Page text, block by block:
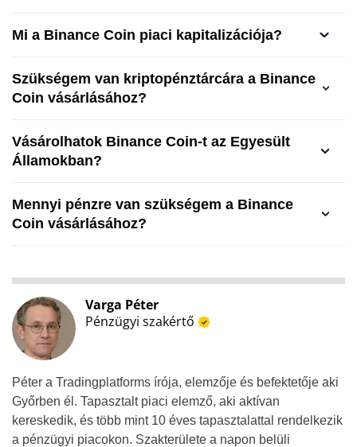
Mi a Binance Coin piaci kapitalizációja?
Szükségem van kriptopénztárcára a Binance
Coin vásárlásához?
Vásárolhatok Binance Coin-t az Egyesült
Államokban?
Mennyi pénzre van szükségem a Binance
Coin vásárlásához?
Varga Péter
Pénzügyi szakértő
Péter a Tradingplatforms írója, elemzője és befektetője aki
Győrben él. Tapasztalt piaci elemző, aki aktívan
kereskedik, és több mint 10 éves tapasztalattal rendelkezik
a pénzügyi piacokon. Szakterülete a napon belüli